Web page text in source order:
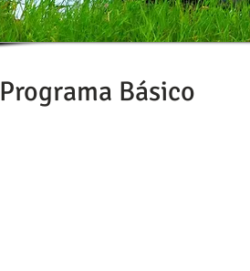
Programa Básico